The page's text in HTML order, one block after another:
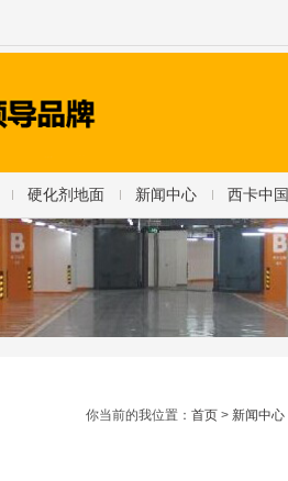
硬化剂地面 新闻中心 西卡中国
你当前的我位置： 首页 > 新闻中心